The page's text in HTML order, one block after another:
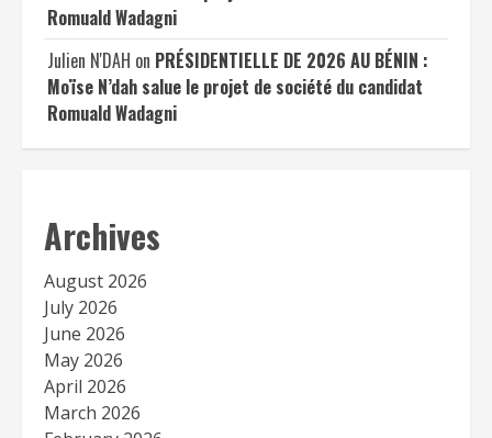
Romuald Wadagni
Julien N'DAH on PRÉSIDENTIELLE DE 2026 AU BÉNIN :
Moïse N’dah salue le projet de société du candidat
Romuald Wadagni
Archives
August 2026
July 2026
June 2026
May 2026
April 2026
March 2026